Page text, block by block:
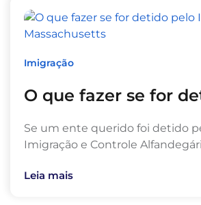
Imigração
O que fazer se for
Se um ente querido foi detido
Imigração e Controle
Leia mais